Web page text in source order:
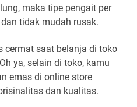
maka tipe pengait per
tidak mudah rusak.
cermat saat belanja di toko
ya, selain di toko, kamu
emas di online store
dan kualitas.